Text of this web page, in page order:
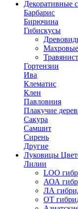
Декоративные
Барбарис
Бирючина
Гибискусы
Махровые
Гортензии
Ива
Клематис
Клен
Павловния
Плакучие
Сакура
Самшит
Сирень
Другие
Луковицы
Лилии
LOO
АОА
ЛА
ОТ